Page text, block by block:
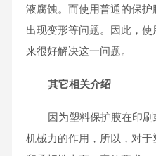
液腐蚀。而使用普通的保
出现变形等问题。因此，
来很好解决这一问题。
其它相关介绍
因为塑料保护膜在印
机械力的作用，所以，对